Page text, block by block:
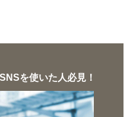
を使いた人必見！